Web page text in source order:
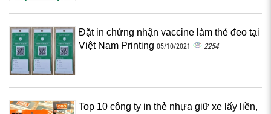
Đặt in chứng nhận vaccine làm thẻ đeo tại
Việt Nam Printing 05/10/2021 2254
Top 10 công ty in thẻ nhựa giữ xe lấy liền,